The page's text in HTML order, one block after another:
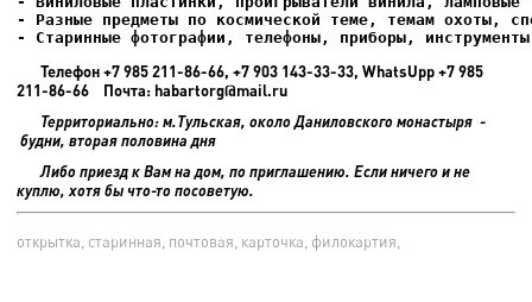
- Старинные фотографии, телефоны, приборы,
Телефон +7 985 211-86-66, +7 903 143-33-33, WhatsUpp +7 985
211-86-66 Почта: habartorg@mail.ru
Территориально: м.Тульская, около Даниловского монастыря -
будни, вторая половина дня
Либо приезд к Вам на дом, по приглашению. Если ничего и не
куплю, хотя бы что-то посоветую.
открытка, старинная, почтовая, карточка, филокартия,